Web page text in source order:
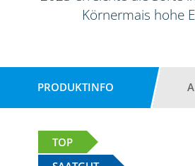
Körnermais hohe
PRODUKTINFO
TOP